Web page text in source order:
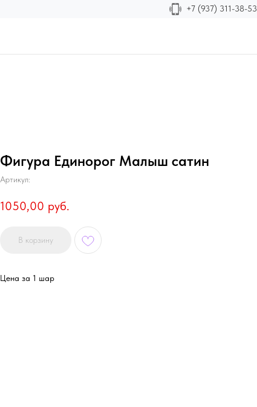
+7 (937) 311-38-53
Фигура Единорог Малыш сатин
Артикул:
1050,00 руб.
В корзину
Цена за 1 шар